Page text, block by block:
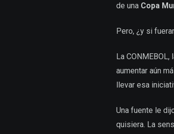
de una Copa
Pero, ¿y si
La
aumentar aún
llevar esa
Una fuente le
quisiera. La